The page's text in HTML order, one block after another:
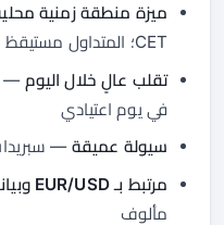
ميزة منطقة زمنية
CET؛ المتداول مستيقظ ويقظ
تقلب عالٍ خلال اليوم
في يوم اعتيادي
سيولة عميقة —
مرتبط بـ EUR/USD وبيانات منطقة اليورو
مألوف